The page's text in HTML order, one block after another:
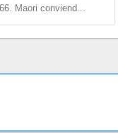
Maori conviend...